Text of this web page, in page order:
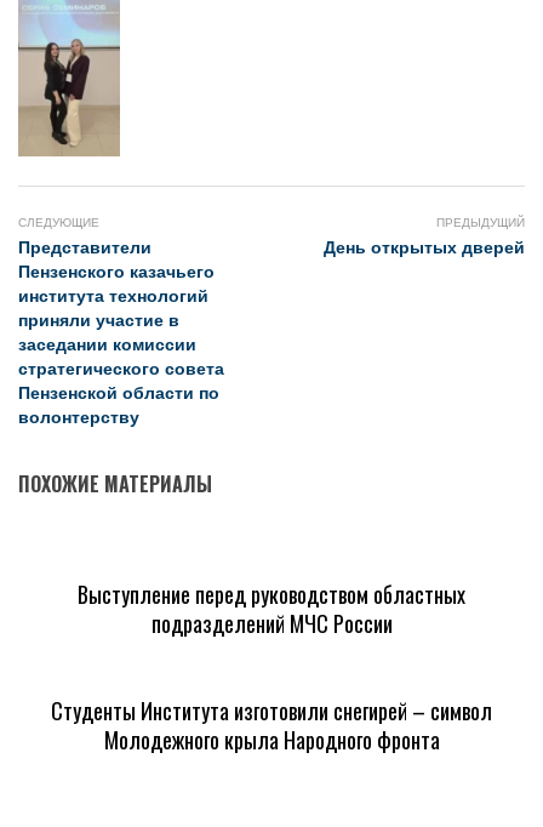
СЛЕДУЮЩИЕ
Представители
Пензенского казачьего
института технологий
приняли участие в
заседании комиссии
стратегического совета
Пензенской области по
волонтерству
ПРЕДЫДУЩИЙ
День открытых дверей
ПОХОЖИЕ МАТЕРИАЛЫ
Выступление перед руководством областных
подразделений МЧС России
Студенты Института изготовили снегирей – символ
Молодежного крыла Народного фронта